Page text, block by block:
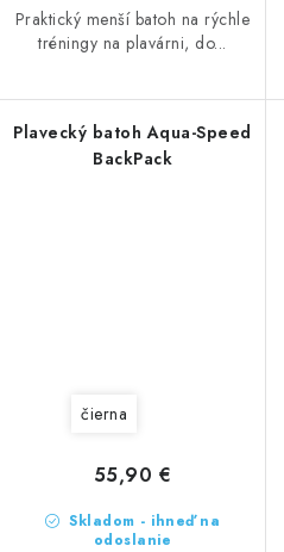
Praktický menší batoh na rýchle
tréningy na plavárni, do...
Plavecký batoh Aqua-Speed
BackPack
čierna
Skladom - ihneď na
odoslanie
55,90 €